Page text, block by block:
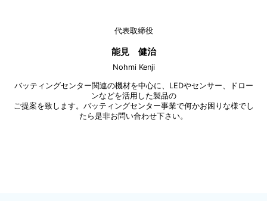
代表取締役
能見 健治
Nohmi Kenji
バッティングセンター関連の機材を中心に、LEDやセンサー、ドロー
ンなどを活用した製品の
ご提案を致します。バッティングセンター事業で何かお困りな様でし
たら是非お問い合わせ下さい。